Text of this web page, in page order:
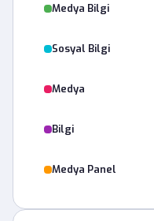
Medya Bilgi
Sosyal Bilgi
Medya
Bilgi
Medya Panel